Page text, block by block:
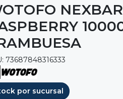
73687848316333
por sucursal